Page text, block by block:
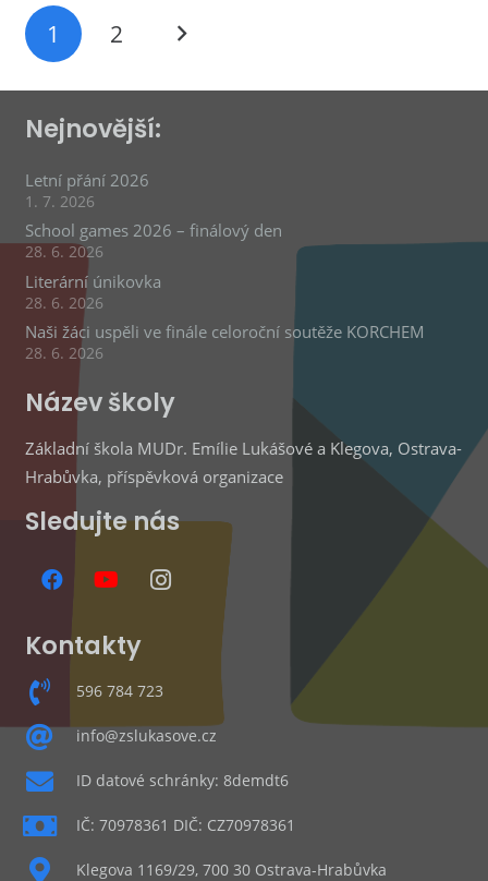
1 2
Nejnovější:
Letní přání 2026
1. 7. 2026
School games 2026 – finálový den
28. 6. 2026
Literární únikovka
28. 6. 2026
Naši žáci uspěli ve finále celoroční soutěže KORCHEM
28. 6. 2026
Název školy
Základní škola MUDr. Emílie Lukášové a Klegova, Ostrava-
Hrabůvka, příspěvková organizace
Sledujte nás
Kontakty
596 784 723
info@zslukasove.cz
ID datové schránky: 8demdt6
IČ: 70978361 DIČ: CZ70978361
Klegova 1169/29, 700 30 Ostrava-Hrabůvka